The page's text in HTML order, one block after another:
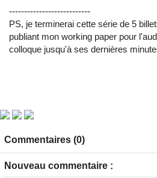
---------------------------
PS, je terminerai cette série de 5
publiant mon working paper pour
colloque jusqu'à ses dernières
Commentaires (0)
Nouveau commentaire :